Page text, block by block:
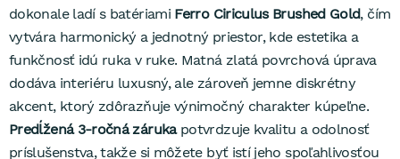
dokonale ladí s batériami Ferro Ciriculus Brushed Gold, čím
vytvára harmonický a jednotný priestor, kde estetika a
funkčnosť idú ruka v ruke. Matná zlatá povrchová úprava
dodáva interiéru luxusný, ale zároveň jemne diskrétny
akcent, ktorý zdôrazňuje výnimočný charakter kúpeľne.
Predĺžená 3-ročná zárukapotvrdzuje kvalitu a odolnosť
príslušenstva, takže si môžete byť istí jeho spoľahlivosťou